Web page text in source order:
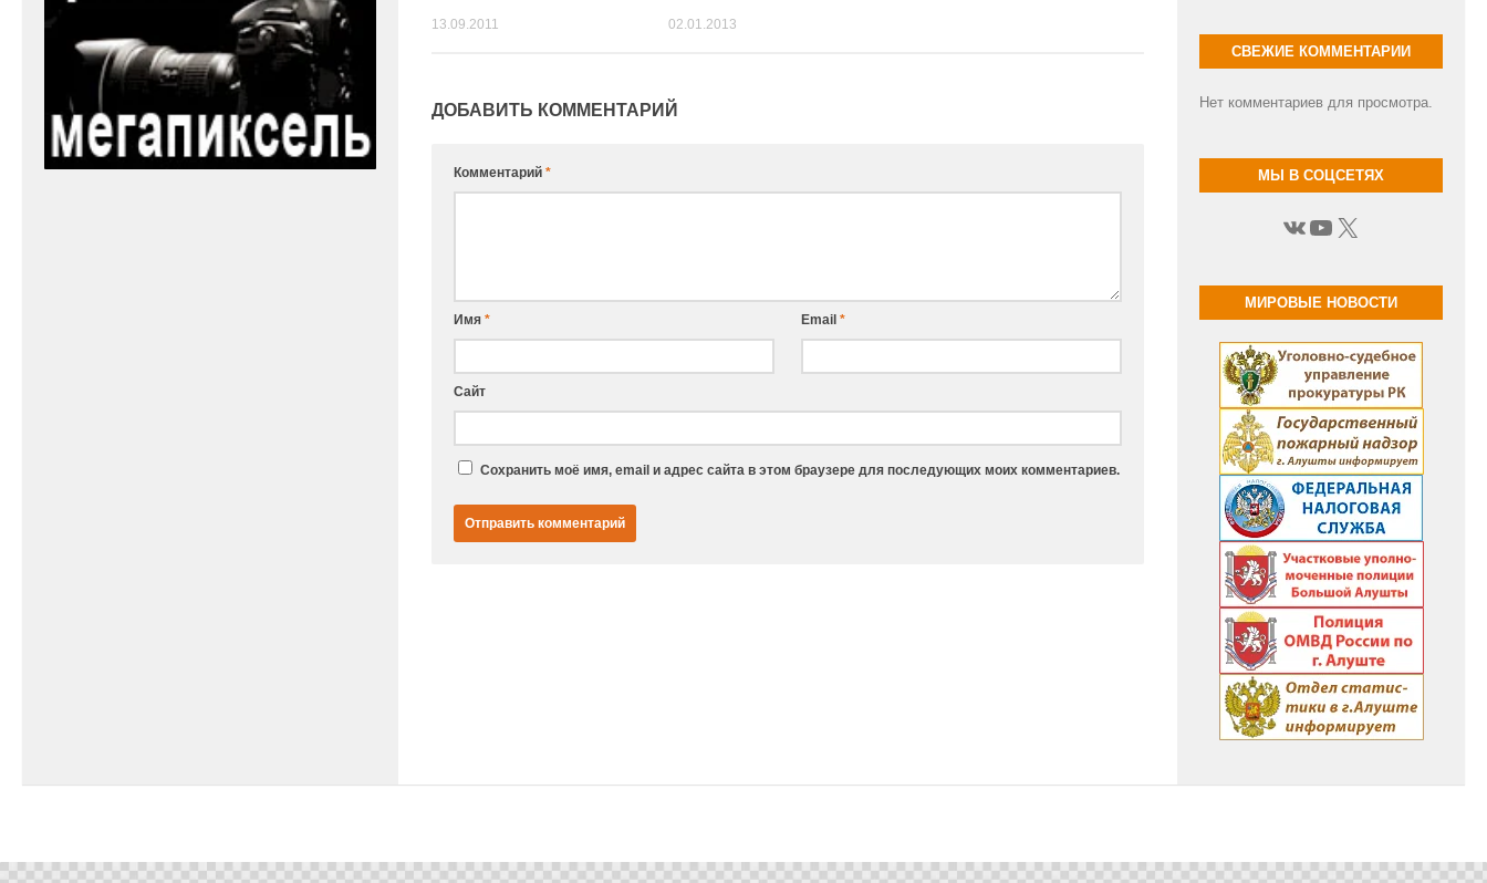
13.09.2011 02.01.2013
ДОБАВИТЬ КОММЕНТАРИЙ
Комментарий *
Имя * Email*
Сайт
Сохранить моё имя, email и адрес сайта в этом браузере для последующих моих комментариев.
СВЕЖИЕ КОММЕНТАРИИ
Нет комментариев для просмотра.
МЫ В СОЦСЕТЯХ
ВКонтакте
YouTube
X
МИРОВЫЕ НОВОСТИ